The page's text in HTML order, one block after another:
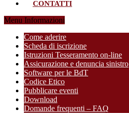
CONTATTI
Menu Informazioni
Come aderire
Scheda di iscrizione
Istruzioni Tesseramento on-line
Assicurazione e denuncia sinistro
Software per le BdT
Codice Etico
Pubblicare eventi
Download
Domande frequenti – FAQ